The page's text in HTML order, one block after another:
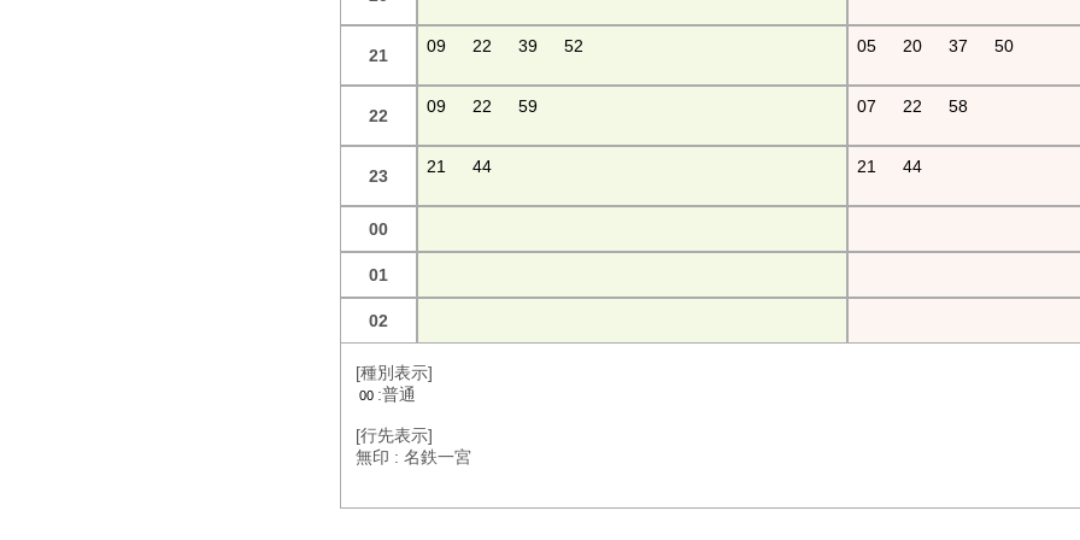
21 09 22 39 52 05 20 37 50
22 09 22 59 07 22 58
23 21 44 21 44
00
01
02
[種別表示]
00 :普通
[行先表示]
無印 : 名鉄一宮